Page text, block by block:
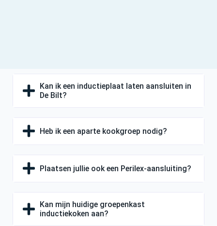
Kan ik een inductieplaat laten aansluiten in
De Bilt?
Heb ik een aparte kookgroep nodig?
Plaatsen jullie ook een Perilex-aansluiting?
Kan mijn huidige groepenkast
inductiekoken aan?